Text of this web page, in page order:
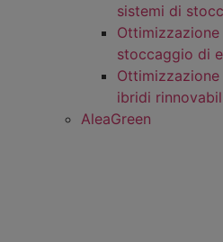
sistemi di
stoccaggio di
ibridi
AleaGreen